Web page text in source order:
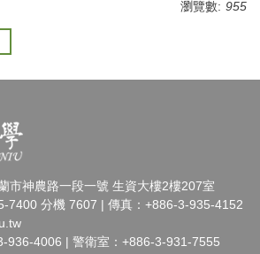
瀏覽數: 955
市神農路一段一號 生資大樓2樓207室
7400 分機 7607 | 傳真：+886-3-935-4152
936-4006 | 警衛室：+886-3-931-7555